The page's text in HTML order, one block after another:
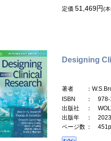
定価 51,469円(
Designing
著者
：
ISBN
： 978-
出版社
：
出版年
：
ページ数 ：